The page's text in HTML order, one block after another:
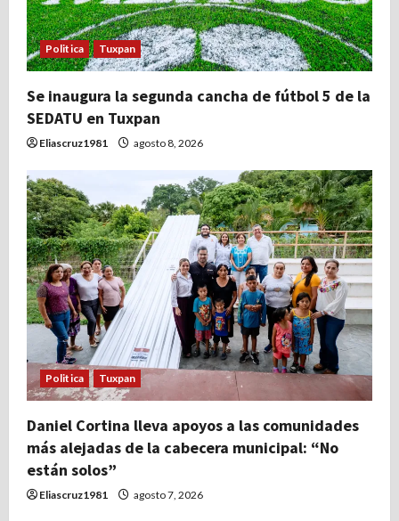
Politica Tuxpan
Se inaugura la segunda cancha de fútbol 5 de la
SEDATU en Tuxpan
Eliascruz1981 agosto 8, 2026
Politica Tuxpan
Daniel Cortina lleva apoyos a las comunidades
más alejadas de la cabecera municipal: “No
están solos”
Eliascruz1981 agosto 7, 2026